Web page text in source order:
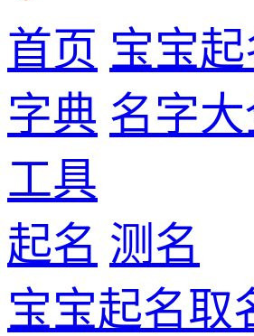
首页 宝宝起
字典 名字
工具
起名 测名
宝宝起名取